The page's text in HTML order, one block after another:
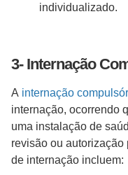
individualizado.
3- Internação
A internação
internação, ocorrendo
uma instalação de
revisão ou autorização
de internação incluem: